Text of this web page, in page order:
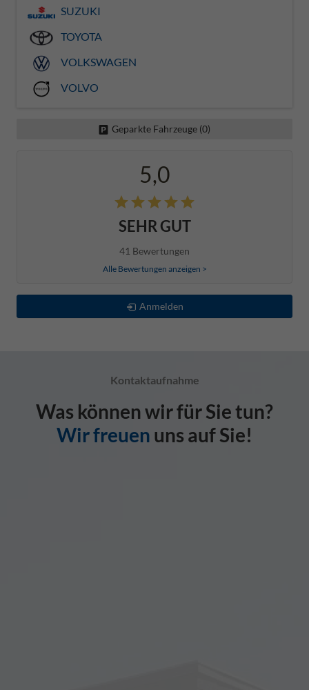
SUZUKI
TOYOTA
VOLKSWAGEN
VOLVO
Geparkte Fahrzeuge (0)
5,0
SEHR GUT
41 Bewertungen
Alle Bewertungen anzeigen >
Anmelden
Kontaktaufnahme
Was können wir für Sie tun?
Wir freuen uns auf Sie!